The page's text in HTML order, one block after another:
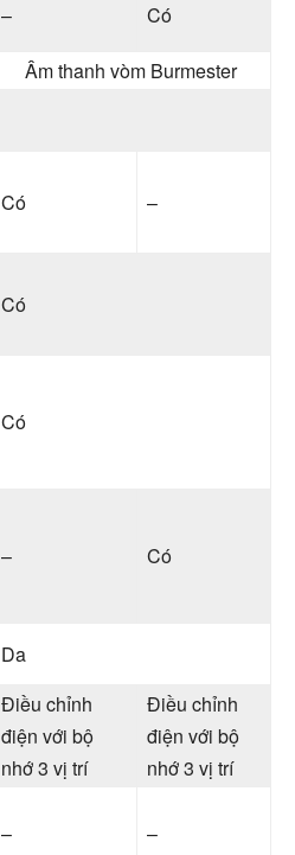
– Có
Âm thanh vòm Burmester
Có –
Có
Có
– Có
Da
Điều chỉnh
điện với bộ
nhớ 3 vị trí
Điều chỉnh
điện với bộ
nhớ 3 vị trí
– –